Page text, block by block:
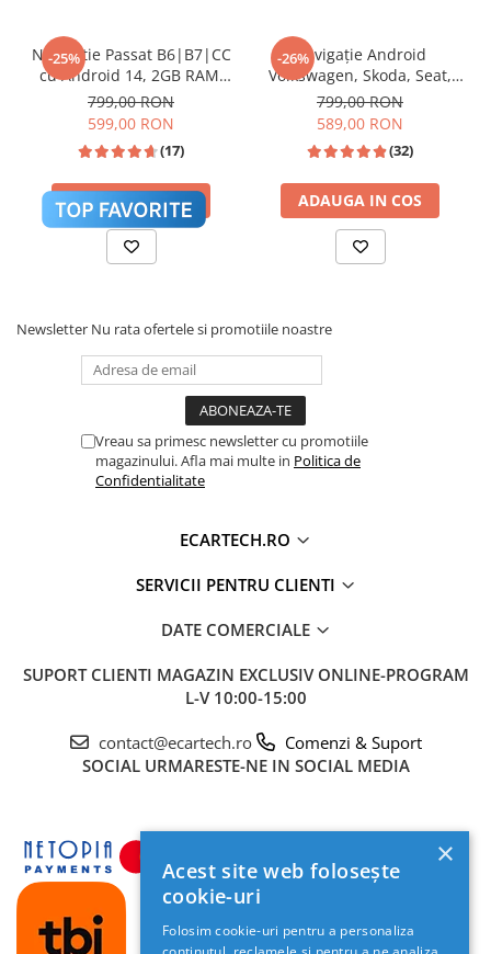
-25%
Navigatie Passat B6|B7|CC
cu Android 14, 2GB RAM,
CarPlay si Anroid Auto,
Mirror Link, Wi-fi, Youtube,
799,00 RON
599,00 RON
(17)
ADAUGA IN COS
-26%Navigație Android
Volkswagen, Skoda, Seat,
CarPlay & Android Auto,
ecran 7"|Compatibil Golf 5,
B6/B7/CC, Polo, Tiguan,
Touran
799,00 RON
589,00 RON
(32)
ADAUGA IN COS
Newsletter Nu rata ofertele si promotiile noastre
Vreau sa primesc newsletter cu promotiile
magazinului. Afla mai multe in Politica de
Confidentialitate
ECARTECH.RO
SERVICII PENTRU CLIENTI
DATE COMERCIALE
SUPORT CLIENTI MAGAZIN EXCLUSIV ONLINE-PROGRAM
L-V 10:00-15:00
contact@ecartech.ro
Comenzi & Suport
SOCIAL URMARESTE-NE IN SOCIAL MEDIA
×
Acest site web folosește
cookie-uri
Folosim cookie-uri pentru a personaliza